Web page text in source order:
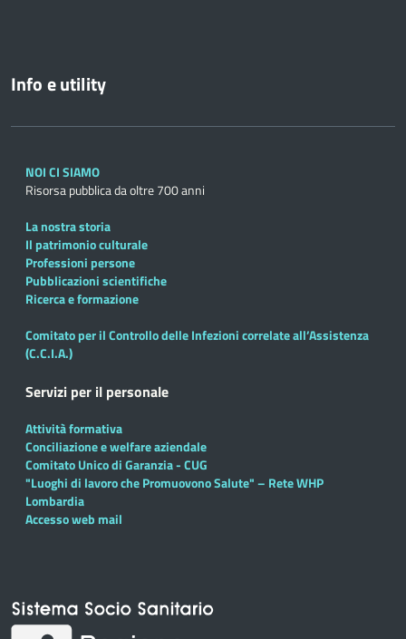
Info e utility
NOI CI SIAMO
Risorsa pubblica da oltre 700 anni
La nostra storia
Il patrimonio culturale
Professioni persone
Pubblicazioni scientifiche
Ricerca e formazione
Comitato per il Controllo delle Infezioni correlate all’Assistenza
(C.C.I.A.)
Servizi per il personale
Attività formativa
Conciliazione e welfare aziendale
Comitato Unico di Garanzia - CUG
"Luoghi di lavoro che Promuovono Salute" – Rete WHP
Lombardia
Accesso web mail